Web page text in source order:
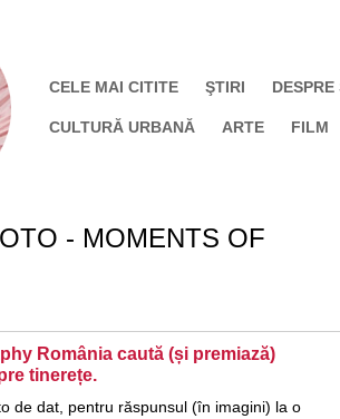
CELE MAI CITITE ŞTIRI DESPRE
CULTURĂ URBANĂ ARTE FILM
- MOMENTS OF
România caută (și premiază)
tinerețe.
de dat, pentru răspunsul (în imagini) la o